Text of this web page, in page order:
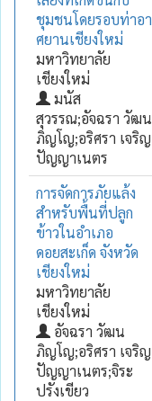
ชุมชนโดยรอบท่าอา
ศยานเชียงใหม่
มหาวิทยาลัย
เชียงใหม่
มนัส
สุวรรณ;อัจฉรา วัฒน
ภิญโญ;อริศรา เจริญ
ปัญญาเนตร
การจัดการภัยแล้ง
สำหรับพื้นที่ปลูก
ข้าวในอำเภอ
ดอยสะเก็ด จังหวัด
เชียงใหม่
มหาวิทยาลัย
เชียงใหม่
อัจฉรา วัฒน
ภิญโญ;อริศรา เจริญ
ปัญญาเนตร;จิระ
ปรังเขียว